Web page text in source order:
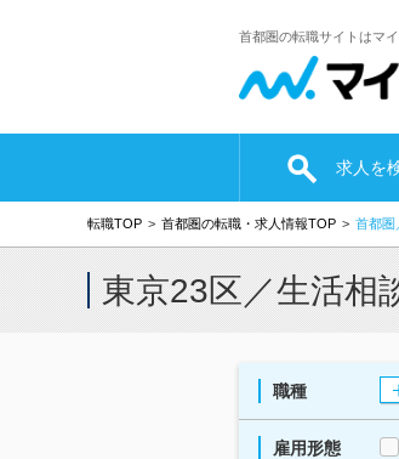
首都圏の転職サイトはマ
求人を
転職TOP 首都圏の転職・求人情報TOP 首都圏
東京23区／生活相
職種
雇用形態